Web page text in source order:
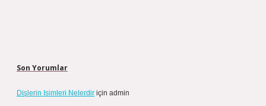
Son Yorumlar
Dişlerin Isimleri Nelerdir için admin